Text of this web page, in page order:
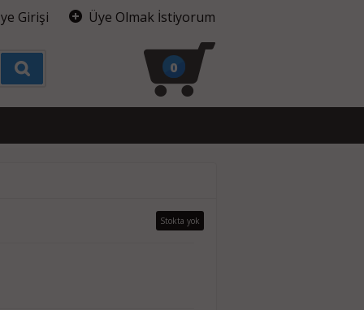
Girişi Üye Olmak İstiyorum
0
Stokta yok